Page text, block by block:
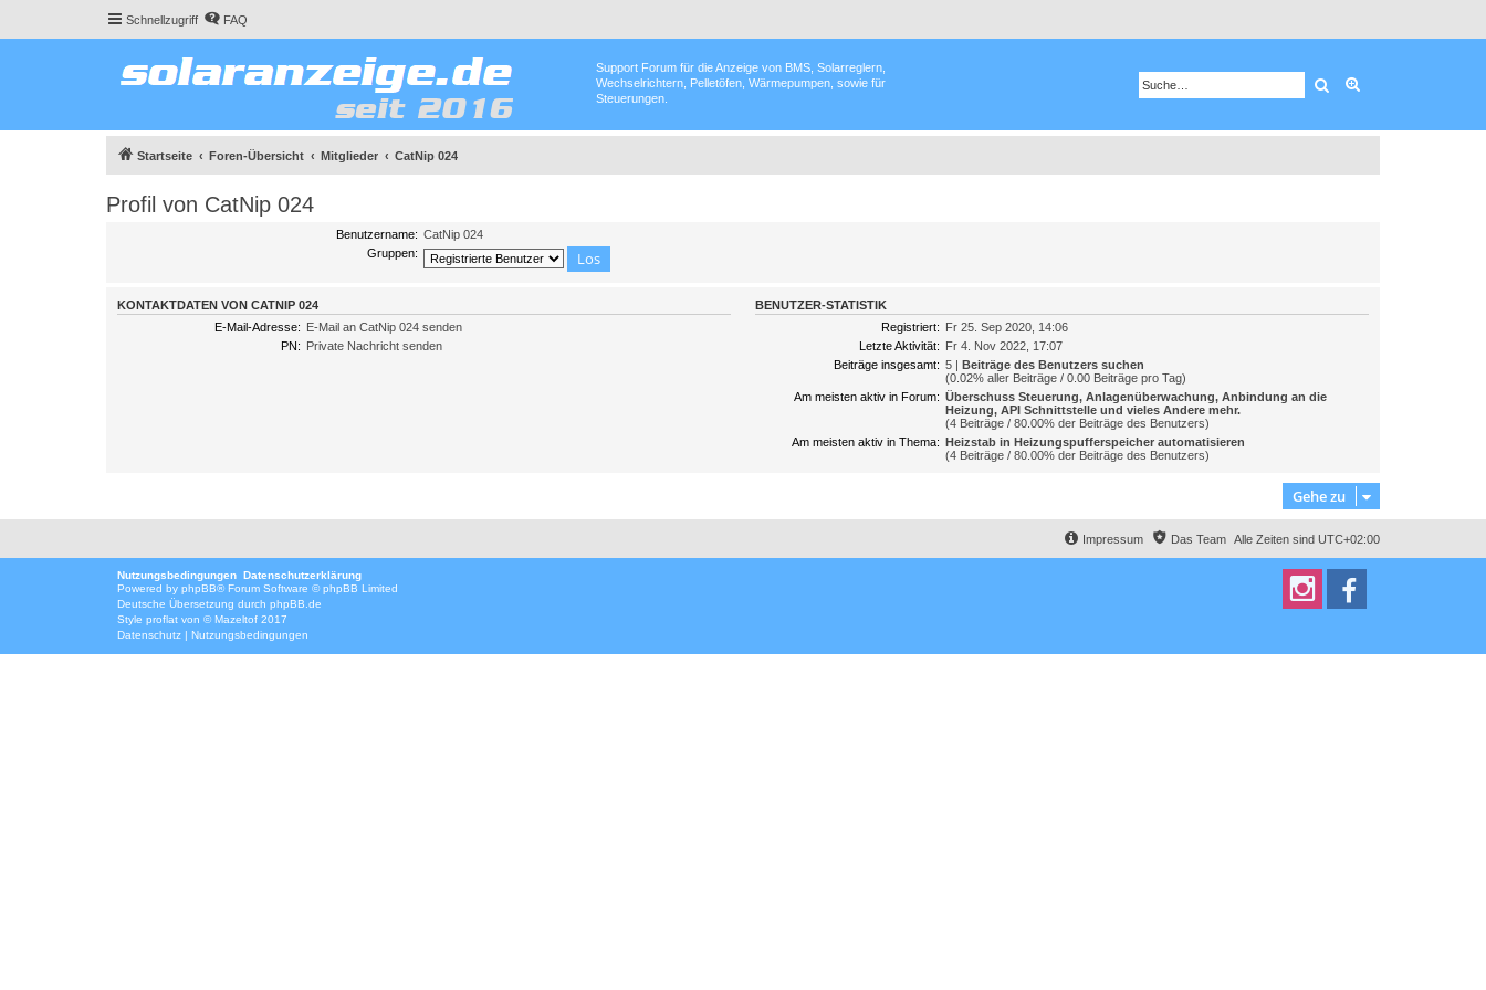
Schnellzugriff FAQ
Support Forum für die Anzeige von BMS, Solarreglern,
Wechselrichtern, Pelletöfen, Wärmepumpen, sowie für
Steuerungen.
Suche
Startseite Foren-Übersicht Mitglieder CatNip 024
Profil von CatNip 024
Benutzername: CatNip 024
Gruppen:
KONTAKTDATEN VON CATNIP 024
E-Mail-Adresse: E-Mail an CatNip 024 senden
PN: Private Nachricht senden
BENUTZER-STATISTIK
Registriert: Fr 25. Sep 2020, 14:06
Letzte Aktivität: Fr 4. Nov 2022, 17:07
Beiträge insgesamt: 5 | Beiträge des Benutzers suchen
(0.02% aller Beiträge / 0.00 Beiträge pro Tag)
Am meisten aktiv in Forum: Überschuss Steuerung, Anlagenüberwachung, Anbindung an die
Heizung, API Schnittstelle und vieles Andere mehr.
(4 Beiträge / 80.00% der Beiträge des Benutzers)
Am meisten aktiv in Thema: Heizstab in Heizungspufferspeicher automatisieren
(4 Beiträge / 80.00% der Beiträge des Benutzers)
Gehe zu
Alle Zeiten sind UTC+02:00
Das Team
Impressum
Nutzungsbedingungen Datenschutzerklärung
Powered by phpBB® Forum Software © phpBB Limited
Deutsche Übersetzung durch phpBB.de
Style proflat von ©Mazeltof 2017
Datenschutz | Nutzungsbedingungen